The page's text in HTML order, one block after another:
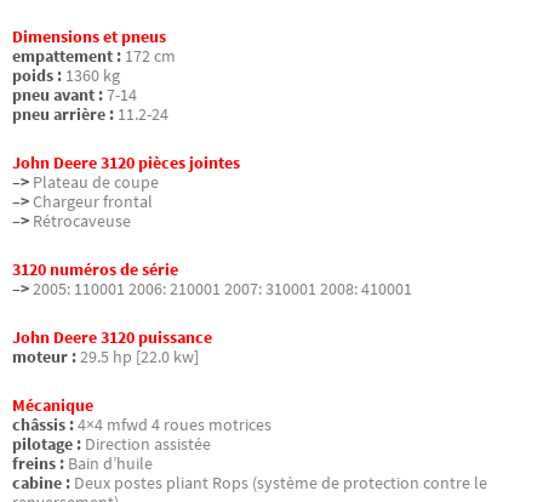
Dimensions et pneus
empattement : 172 cm
poids : 1360 kg
pneu avant :7-14
pneu arrière : 11.2-24
John Deere 3120 pièces jointes
–> Plateau de coupe
–>Chargeur frontal
–> Rétrocaveuse
3120 numéros de série
–>2005: 110001 2006: 210001 2007: 310001 2008: 410001
John Deere 3120 puissance
moteur :29.5 hp [22.0 kw]
Mécanique
châssis :4×4 mfwd 4 roues motrices
pilotage : Direction assistée
freins : Bain d’huile
cabine : Deux postes pliant Rops (système de protection contre le